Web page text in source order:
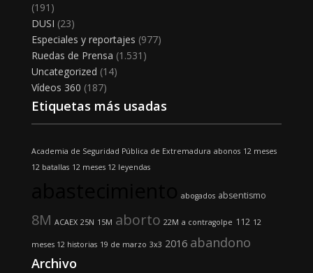
(191)
DUSI (23)
Especiales y reportajes (977)
Ruedas de Prensa (1.531)
Uncategorized (14)
Vídeos 360 (187)
Etiquetas más usadas
Academia de Seguridad Pública de Extremadura abonos 12 meses
12 batallas 12 meses 12 leyendas
abogados absentismo
8M ACAEX 25N 15M aborto 22M a contragolpe 112 12
meses 12 historias 19 de marzo 3x3 2016 abandono
Archivo